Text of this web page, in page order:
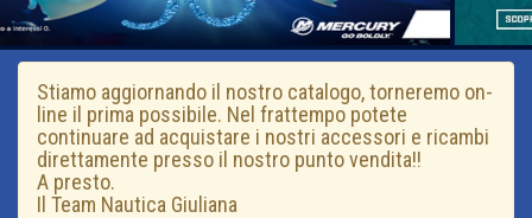
Stiamo aggiornando il nostro catalogo, torneremo on-
line il prima possibile. Nel frattempo potete
continuare ad acquistare i nostri accessori e ricambi
direttamente presso il nostro punto vendita!!
A presto.
Il Team Nautica Giuliana